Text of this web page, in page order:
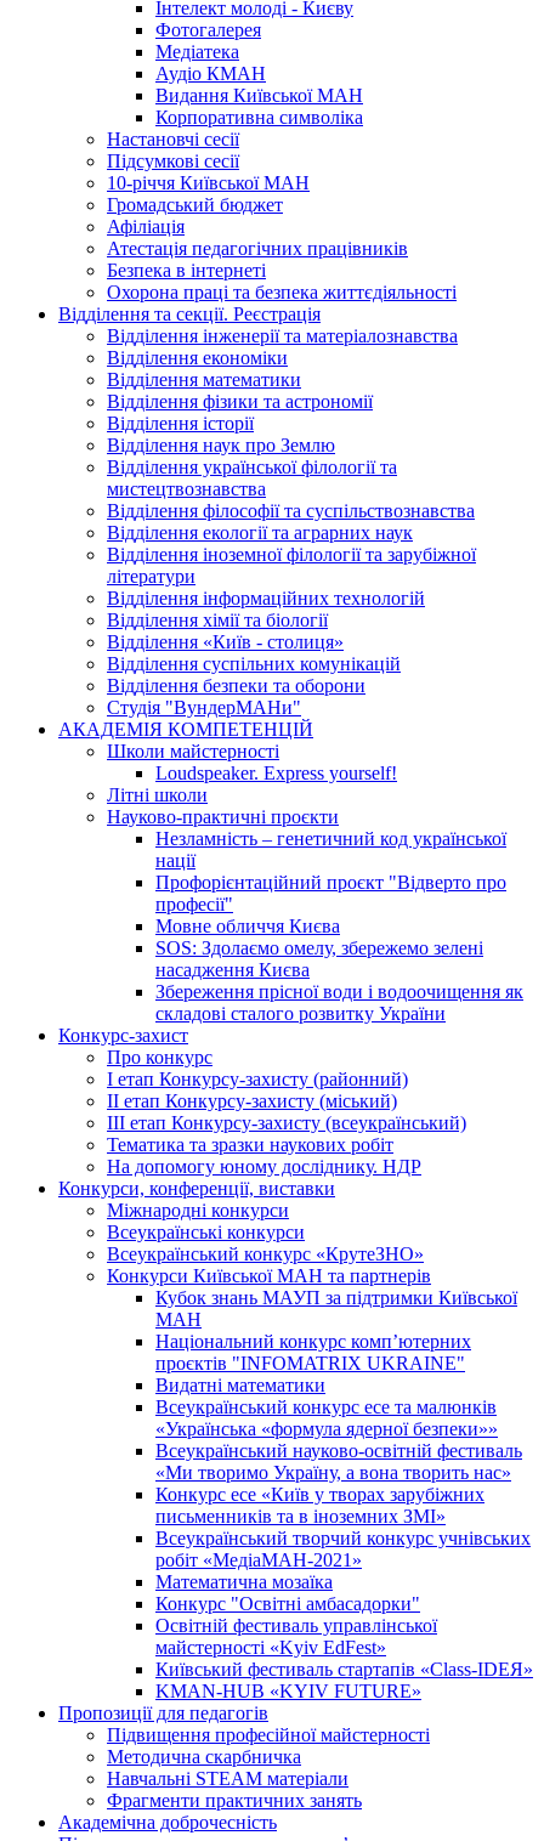
Інтелект молоді - Києву
Фотогалерея
Медіатека
Аудіо КМАН
Видання Київської МАН
Корпоративна символіка
Настановчі сесії
Підсумкові сесії
10-річчя Київської МАН
Громадський бюджет
Афіліація
Атестація педагогічних працівників
Безпека в інтернеті
Охорона праці та безпека життєдіяльності
Відділення та секції. Реєстрація
Відділення інженерії та матеріалознавства
Відділення економіки
Відділення математики
Відділення фізики та астрономії
Відділення історії
Відділення наук про Землю
Відділення української філології та
мистецтвознавства
Відділення філософії та суспільствознавства
Відділення екології та аграрних наук
Відділення іноземної філології та зарубіжної
літератури
Відділення інформаційних технологій
Відділення хімії та біології
Відділення «Київ - столиця»
Відділення суспільних комунікацій
Відділення безпеки та оборони
Студія "ВундерМАНи"
АКАДЕМІЯ КОМПЕТЕНЦІЙ
Школи майстерності
Loudspeaker. Express yourself!
Літні школи
Науково-практичні проєкти
Незламність – генетичний код української
нації
Профорієнтаційний проєкт "Відверто про
професії"
Мовне обличчя Києва
SOS: Здолаємо омелу, збережемо зелені
насадження Києва
Збереження прісної води і водоочищення як
складові сталого розвитку України
Конкурс-захист
Про конкурс
І етап Конкурсу-захисту (районний)
ІІ етап Конкурсу-захисту (міський)
ІІІ етап Конкурсу-захисту (всеукраїнський)
Тематика та зразки наукових робіт
На допомогу юному досліднику. НДР
Конкурси, конференції, виставки
Міжнародні конкурси
Всеукраїнські конкурси
Всеукраїнський конкурс «КрутеЗНО»
Конкурси Київської МАН та партнерів
Кубок знань МАУП за підтримки Київської
МАН
Національний конкурс комп’ютерних
проєктів "INFOMATRIX UKRAINE"
Видатні математики
Всеукраїнський конкурс есе та малюнків
«Українська «формула ядерної безпеки»»
Всеукраїнський науково-освітній фестиваль
«Ми творимо Україну, а вона творить нас»
Конкурс есе «Київ у творах зарубіжних
письменників та в іноземних ЗМІ»
Всеукраїнський творчий конкурс учнівських
робіт «МедіаМАН-2021»
Математична мозаїка
Конкурс "Освітні амбасадорки"
Освітній фестиваль управлінської
майстерності «Kyiv EdFest»
Київський фестиваль стартапів «Class-IDEЯ»
KMAN-HUB «KYIV FUTURE»
Пропозиції для педагогів
Підвищення професійної майстерності
Методична скарбничка
Навчальні STEAM матеріали
Фрагменти практичних занять
Академічна доброчесність